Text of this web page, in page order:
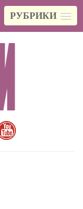
РУБРИКИ